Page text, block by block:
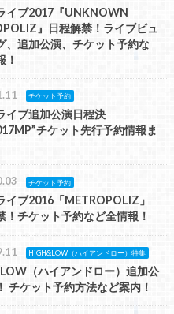
イブ2017『UNKNOWN
』日程解禁！ライブビュ
、追加公演、チケット予約な
！
チケット予約
イブ追加公演日程決
チケット先行予約情報ま
チケット予約
イブ2016「METROPOLIZ」
！チケット予約など全情報！
HiGH&LOW（ハイアンドロー）特集
（ハイアンドロー）追加公
チケット予約方法など案内！